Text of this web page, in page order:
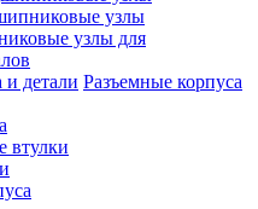
узлы
узлы для
Разъемные корпуса
втулки